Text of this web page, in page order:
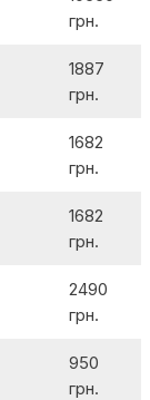
грн.
1887
грн.
1682
грн.
1682
грн.
2490
грн.
950
грн.